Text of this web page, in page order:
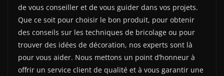
de vous conseiller et de vous guider dans vos projets.
Que ce soit pour choisir le bon produit, pour obtenir
des conseils sur les techniques de bricolage ou pour
trouver des idées de décoration, nos experts sont là
pour vous aider. Nous mettons un point d’honneur à
offrir un service client de qualité et à vous garantir une